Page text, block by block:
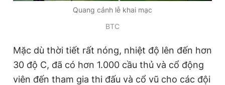
Quang cảnh lễ khai mạc
BTC
Mặc dù thời tiết rất nóng, nhiệt độ lên đến hơn
30 độ C, đã có hơn 1.000 cầu thủ và cổ động
viên đến tham gia thi đấu và cổ vũ cho các đội